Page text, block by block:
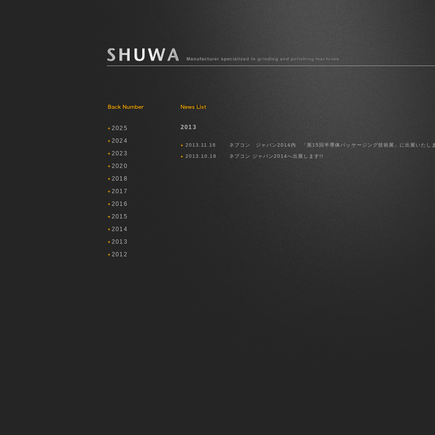
2013
2013.11.16 ネプコン ジャパン2014内 「第15回半導体パッケージング技術展」に出展いたし
2013.10.18 ネプコン ジャパン2014へ出展します!!
2025
2024
2023
2020
2018
2017
2016
2015
2014
2013
2012